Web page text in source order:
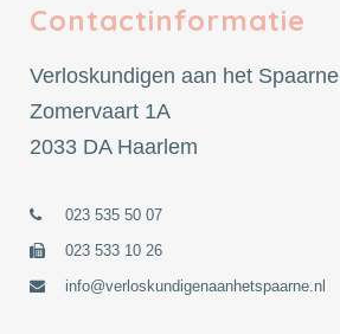
Contactinformatie
Verloskundigen aan het Spaarne
Zomervaart 1A
2033 DA Haarlem
023 535 50 07
023 533 10 26
info@verloskundigenaanhetspaarne.nl